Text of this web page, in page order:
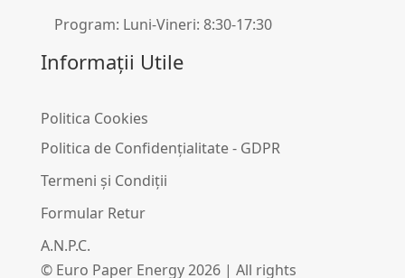
Program: Luni-Vineri: 8:30-17:30
Informații Utile
Politica Cookies
Politica de Confidențialitate - GDPR
Termeni și Condiții
Formular Retur
A.N.P.C.
© Euro Paper Energy 2026 | All rights